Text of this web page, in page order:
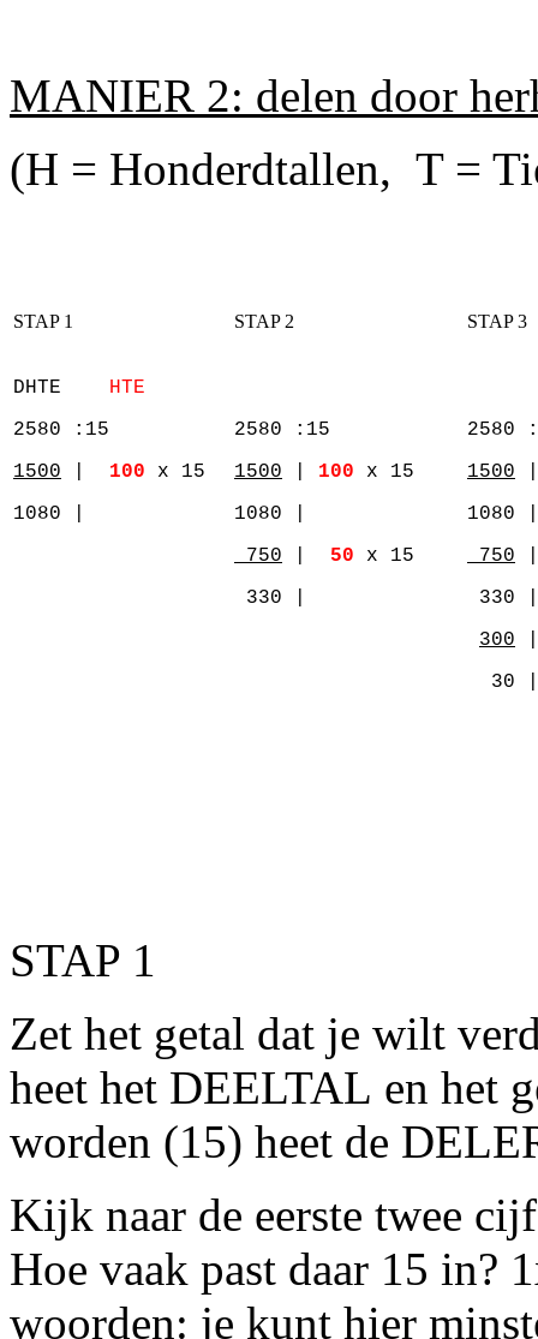
MANIER 2: delen door
(H = Honderdtallen, T =
STAP 1 STAP 2 STAP 3
DHTE
HTE
2580 :15
1500
100
x 15
1080 |
2580 :15
1500
100
x 15
1080 |
750
50
x 15
330 |
2580
1500
1080 |
750
330 |
300
30 |
STAP 1
Zet het getal dat je wilt
heet het DEELTAL en het
worden (15) heet de
Kijk naar de eerste twee
Hoe vaak past daar 15 in?
woorden: je kunt hier